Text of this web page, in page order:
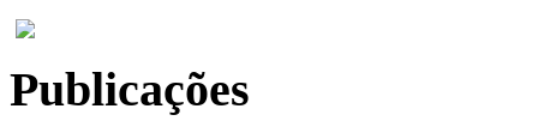
Publicações